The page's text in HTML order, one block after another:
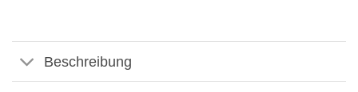
Beschreibung